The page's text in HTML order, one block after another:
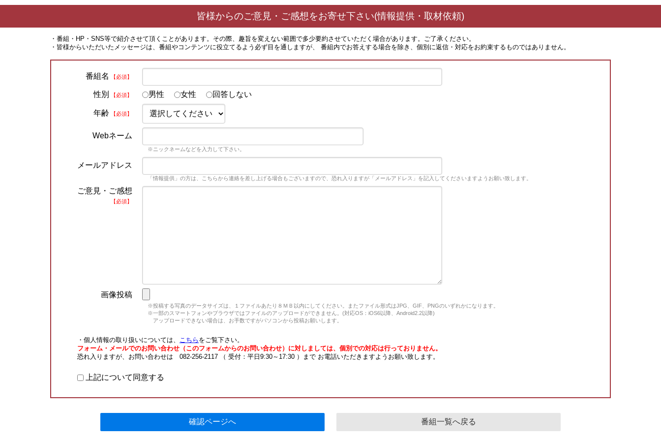
皆様からのご意見・ご感想をお寄せ下さい(情報提供・取材依頼)
・番組・HP・SNS等で紹介させて頂くことがあります。その際、趣旨を変えない範囲で多少要約させていただく場合があります。ご了承ください。
・皆様からいただいたメッセージは、番組やコンテンツに役立てるよう必ず目を通しますが、 番組内でお答えする場合を除き、個別に返信・対応をお約束するものではありません。
番組名 【必須】
性別 【必須】 男性 女性 回答しない
年齢 【必須】
Webネーム
※ニックネームなどを入力して下さい。
メールアドレス
「情報提供」の方は、こちらから連絡を差し上げる場合もございますので、恐れ入りますが「メールアドレス」を記入してくださいますようお願い致します。
ご意見・ご感想
【必須】
画像投稿
※投稿する写真のデータサイズは、１ファイルあたり８ＭＢ以内にしてください。またファイル形式はJPG、GIF、PNGのいずれかになります。
※一部のスマートフォンやブラウザではファイルのアップロードができません。(対応OS：iOS6以降、Android2.2以降)
アップロードできない場合は、お手数ですがパソコンから投稿お願いします。
・個人情報の取り扱いについては、 こちら をご覧下さい。
フォーム・メールでのお問い合わせ（このフォームからのお問い合わせ）に対しましては、個別での対応は行っておりません。
恐れ入りますが、お問い合わせは 082-256-2117 （ 受付：平日9:30～17:30 ）まで お電話いただきますようお願い致します。
上記について同意する
確認ページへ 番組一覧へ戻る